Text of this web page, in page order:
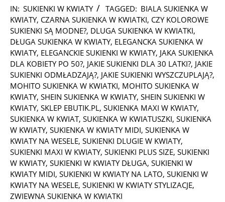
2025-
01-
24
IN: SUKIENKI W KWIATY TAGGED: BIALA SUKIENKA W
KWIATY, CZARNA SUKIENKA W KWIATKI, CZY KOLOROWE
SUKIENKI SĄ MODNE?, DLUGA SUKIENKA W KWIATKI,
DŁUGA SUKIENKA W KWIATY, ELEGANCKA SUKIENKA W
KWIATY, ELEGANCKIE SUKIENKI W KWIATY, JAKA SUKIENKA
DLA KOBIETY PO 50?, JAKIE SUKIENKI DLA 30 LATKI?, JAKIE
SUKIENKI ODMŁADZAJĄ?, JAKIE SUKIENKI WYSZCZUPLAJĄ?,
MOHITO SUKIENKA W KWIATKI, MOHITO SUKIENKA W
KWIATY, SHEIN SUKIENKA W KWIATY, SHEIN SUKIENKI W
KWIATY, SKLEP EBUTIK.PL, SUKIENKA MAXI W KWIATY,
SUKIENKA W KWIAT, SUKIENKA W KWIATUSZKI, SUKIENKA
W KWIATY, SUKIENKA W KWIATY MIDI, SUKIENKA W
KWIATY NA WESELE, SUKIENKI DLUGIE W KWIATY,
SUKIENKI MAXI W KWIATY, SUKIENKI PLUS SIZE, SUKIENKI
W KWIATY, SUKIENKI W KWIATY DŁUGA, SUKIENKI W
KWIATY MIDI, SUKIENKI W KWIATY NA LATO, SUKIENKI W
KWIATY NA WESELE, SUKIENKI W KWIATY STYLIZACJE,
ZWIEWNA SUKIENKA W KWIATKI